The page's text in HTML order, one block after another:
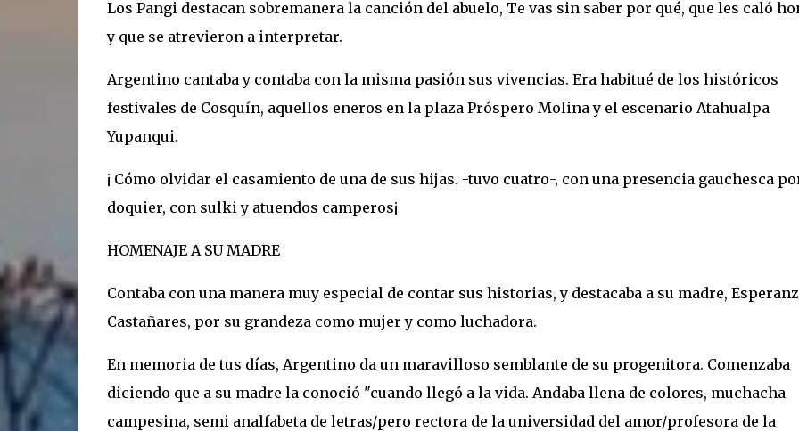
Los Pangi destacan sobremanera la canción del abuelo, Te vas sin saber por qué, que les caló
y que se atrevieron a interpretar.
Argentino cantaba y contaba con la misma pasión sus vivencias. Era habitué de los históricos
festivales de Cosquín, aquellos eneros en la plaza Próspero Molina y el escenario Atahualpa
Yupanqui.
¡ Cómo olvidar el casamiento de una de sus hijas. -tuvo cuatro-, con una presencia gauchesca
doquier, con sulki y atuendos camperos¡
HOMENAJE A SU MADRE
Contaba con una manera muy especial de contar sus historias, y destacaba a su madre,
Castañares, por su grandeza como mujer y como luchadora.
En memoria de tus días, Argentino da un maravilloso semblante de su progenitora. Comenzaba
diciendo que a su madre la conoció "cuando llegó a la vida. Andaba llena de colores, muchacha
campesina, semi analfabeta de letras/pero rectora de la universidad del amor/profesora de la